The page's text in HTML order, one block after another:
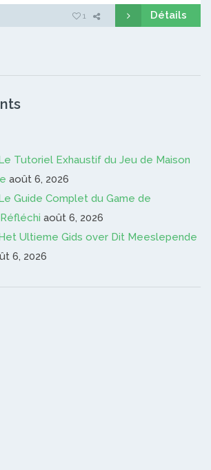
1 Détails
Tutoriel Exhaustif du Jeu de Maison
août 6, 2026
Guide Complet du Game de
août 6, 2026
Ultieme Gids over Dit Meeslepende
6, 2026